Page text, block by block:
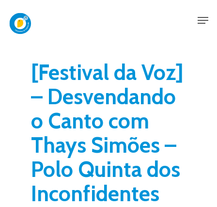
main
[Festival da Voz]
– Desvendando
o Canto com
Thays Simões –
Polo Quinta dos
Inconfidentes